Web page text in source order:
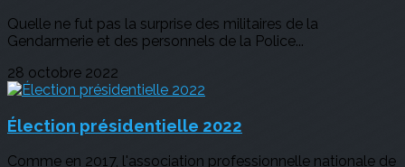
Quelle ne fut pas la surprise des militaires de la
Gendarmerie et des personnels de la Police...
28 octobre 2022
Élection présidentielle 2022
Comme en 2017, l'association professionnelle nationale de